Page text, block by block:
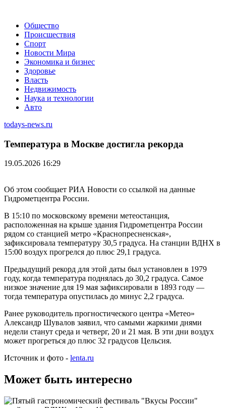
Общество
Происшествия
Спорт
Новости Мира
Экономика и бизнес
Здоровье
Власть
Недвижимость
Наука и технологии
Авто
todays-news.ru
Температура в Москве достигла рекорда
19.05.2026 16:29
Об этом сообщает РИА Новости со ссылкой на данные
Гидрометцентра России.
В 15:10 по московскому времени метеостанция,
расположенная на крыше здания Гидрометцентра России
рядом со станцией метро «Краснопресненская»,
зафиксировала температуру 30,5 градуса. На станции ВДНХ в
15:00 воздух прогрелся до плюс 29,1 градуса.
Предыдущий рекорд для этой даты был установлен в 1979
году, когда температура поднялась до 30,2 градуса. Самое
низкое значение для 19 мая зафиксировали в 1893 году —
тогда температура опустилась до минус 2,2 градуса.
Ранее руководитель прогностического центра «Метео»
Александр Шувалов заявил, что самыми жаркими днями
недели станут среда и четверг, 20 и 21 мая. В эти дни воздух
может прогреться до плюс 32 градусов Цельсия.
Источник и фото - lenta.ru
Может быть интересно